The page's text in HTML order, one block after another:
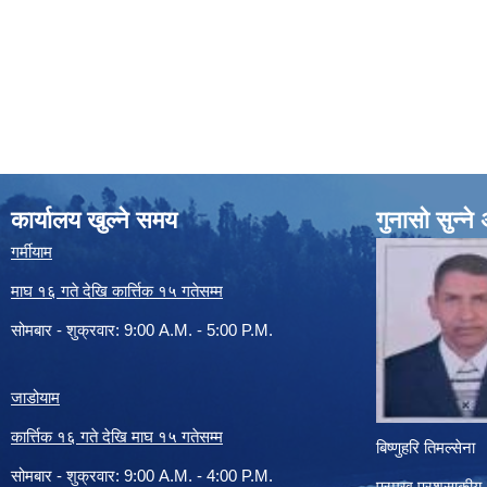
कार्यालय खुल्ने समय
गर्मीयाम
माघ १६ गते देखि कार्त्तिक १५ गतेसम्म
सोमबार - शुक्रवार: 9:00 A.M. - 5:00 P.M.
जाडोयाम
कार्त्तिक १६ गते देखि माघ १५ गतेसम्म
सोमबार - शुक्रवार: 9:00 A.M. - 4:00 P.M.
गुनासो सुन्ने
बिष्णुहरि तिमल्सेना